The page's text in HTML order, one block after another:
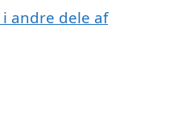
andre dele af